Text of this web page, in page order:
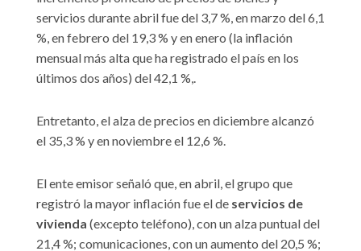
servicios durante abril fue del 3,7 %, en marzo del 6,1
%, en febrero del 19,3 % y en enero (la inflación
mensual más alta que ha registrado el país en los
últimos dos años) del 42,1 %,.
Entretanto, el alza de precios en diciembre alcanzó
el 35,3 % y en noviembre el 12,6 %.
El ente emisor señaló que, en abril, el grupo que
registró la mayor inflación fue el de servicios de
vivienda (excepto teléfono), con un alza puntual del
21,4 %; comunicaciones, con un aumento del 20,5 %;